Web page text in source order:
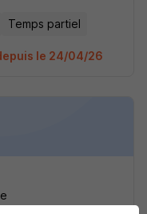
Temps partiel
le 24/04/26